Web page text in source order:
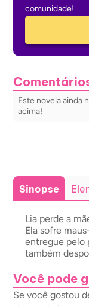
comunidade!
Este novela ainda
acima!
Sinopse
Lia perde a
Ela sofre
entregue pelo
também
Você pode
Se você gostou